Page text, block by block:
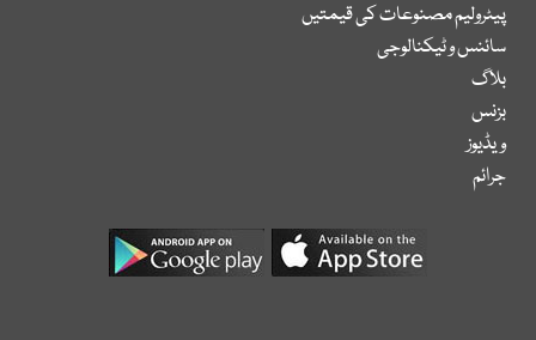
پیٹرولیم مصنوعات کی قیمتیں
سائنس و ٹیکنالوجی
بلاگ
بزنس
ویڈیوز
جرائم